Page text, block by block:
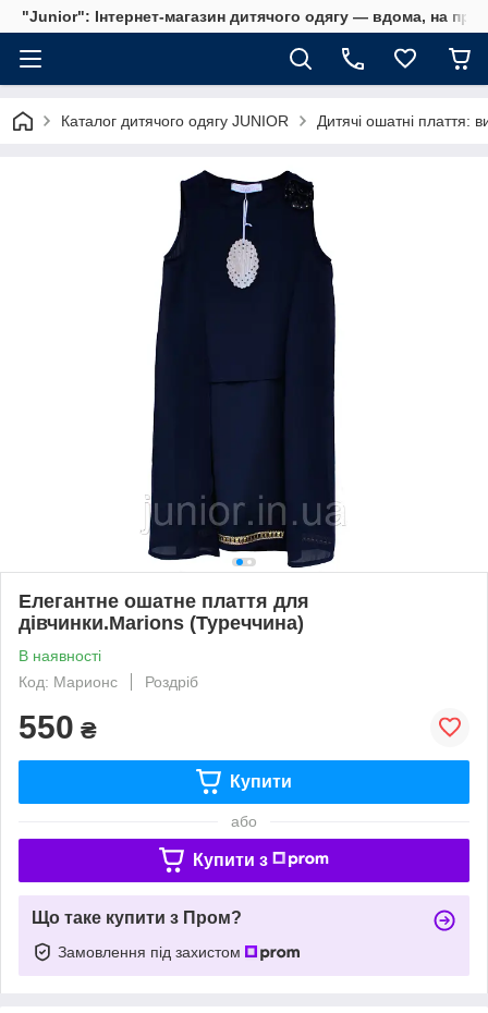
"Junior": Інтернет-магазин дитячого одягу — вдома, на
Каталог дитячого одягу JUNIOR Дитячі ошатні плаття:
Елегантне ошатне плаття для
дівчинки.Marions (Туреччина)
В наявності
Код: Марионс
Роздріб
550 ₴
Купити
або
Купити з
Що таке купити з Пром?
Замовлення під захистом